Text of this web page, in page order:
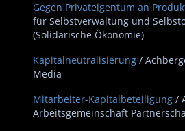
Gegen Privateigentum an
für Selbstverwaltung und
(Solidarische Ökonomie)
Kapitalneutralisierung /
Media
Mitarbeiter-Kapitalbeteiligung /
Arbeitsgemeinschaft